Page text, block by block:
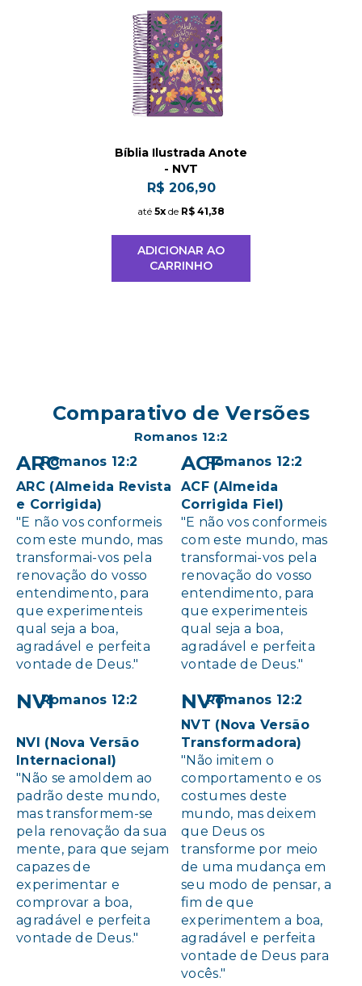
Comparativo de Versões
Romanos 12:2
ARCRomanos 12:2
ARC (Almeida Revista
e Corrigida)
"E não vos conformeis
com este mundo, mas
transformai-vos pela
renovação do vosso
entendimento, para
que experimenteis
qual seja a boa,
agradável e perfeita
vontade de Deus."
ACFRomanos 12:2
ACF (Almeida
Corrigida Fiel)
"E não vos conformeis
com este mundo, mas
transformai-vos pela
renovação do vosso
entendimento, para
que experimenteis
qual seja a boa,
agradável e perfeita
vontade de Deus."
NVIRomanos 12:2
NVI (Nova Versão
Internacional)
"Não se amoldem ao
padrão deste mundo,
mas transformem-se
pela renovação da sua
mente, para que sejam
capazes de
experimentar e
comprovar a boa,
agradável e perfeita
vontade de Deus."
NVTRomanos 12:2
NVT (Nova Versão
Transformadora)
"Não imitem o
comportamento e os
costumes deste
mundo, mas deixem
que Deus os
transforme por meio
de uma mudança em
seu modo de pensar, a
fim de que
experimentem a boa,
agradável e perfeita
vontade de Deus para
vocês."
Bíblia Ilustrada Anote
- NVT
R$ 206,90
até 5xde R$ 41,38
ADICIONAR AO
CARRINHO